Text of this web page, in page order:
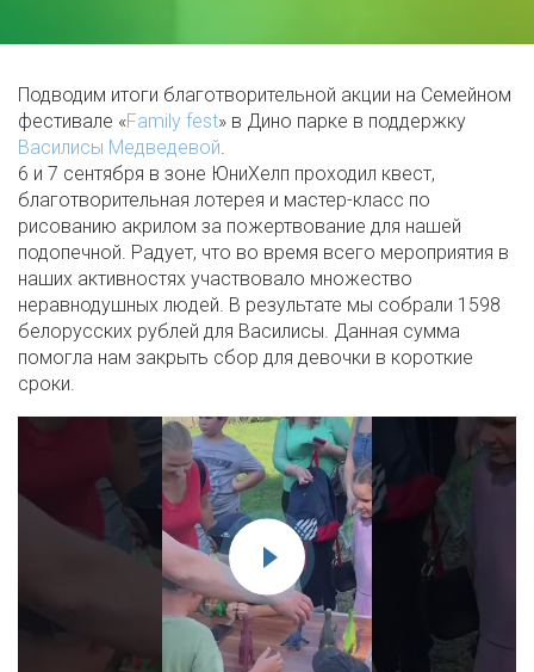
Подводим итоги благотворительной акции на Семейном
фестивале «Family fest» в Дино парке в поддержку
Василисы Медведевой.
6 и 7 сентября в зоне ЮниХелп проходил квест,
благотворительная лотерея и мастер-класс по
рисованию акрилом за пожертвование для нашей
подопечной. Радует, что во время всего мероприятия в
наших активностях участвовало множество
неравнодушных людей. В результате мы собрали 1598
белорусских рублей для Василисы. Данная сумма
помогла нам закрыть сбор для девочки в короткие
сроки.